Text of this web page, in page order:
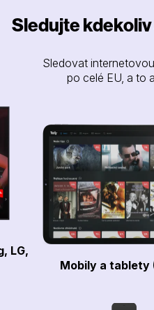
Sledujte
Sledovat
po celé EU, a to
LG,
Mobily a tablety